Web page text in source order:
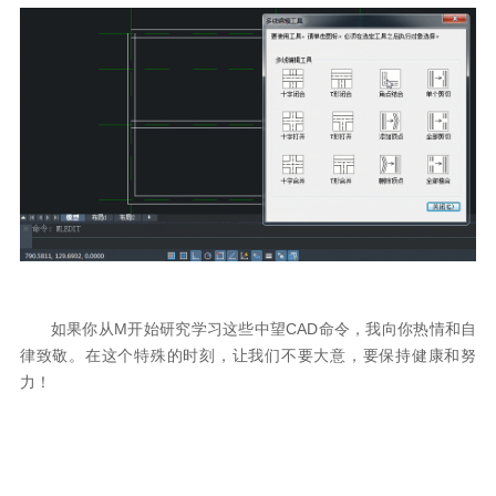
如果你从M开始研究学习这些中望CAD命令，我向你热情和自
律致敬。在这个特殊的时刻，让我们不要大意，要保持健康和努
力！